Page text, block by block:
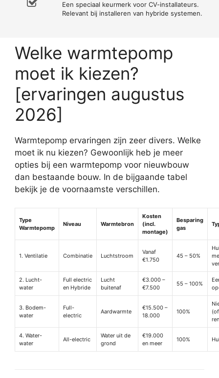
Een speciaal keurmerk voor CV-installateurs.
Relevant bij installeren van hybride systemen.
Welke warmtepomp
moet ik kiezen?
[ervaringen augustus
2026]
Warmtepomp ervaringen zijn zeer divers. Welke
moet ik nu kiezen? Gewoonlijk heb je meer
opties bij een warmtepomp voor nieuwbouw
dan bestaande bouw. In de bijgaande tabel
bekijk je de voornaamste verschillen.
Type
Warmtepomp
Niveau Warmtebron
Kosten
(incl.
montage)
Besparing
gas
1. Ventilatie Combinatie Luchtstroom
Vanaf
€1.750
45 – 50%
2. Lucht-
water
Full electric
en Hybride
Lucht
buitenaf
€3.000 –
€7.500
55 – 100%
3. Bodem-
water
Full-
electric
Aardwarmte
€15.500 –
18.000
100%
4. Water-
water
All-electric
Water uit de
grond
€19.000
en meer
100%